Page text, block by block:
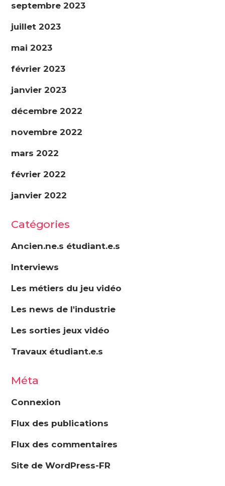
septembre 2023
juillet 2023
mai 2023
février 2023
janvier 2023
décembre 2022
novembre 2022
mars 2022
février 2022
janvier 2022
Catégories
Ancien.ne.s étudiant.e.s
Interviews
Les métiers du jeu vidéo
Les news de l'industrie
Les sorties jeux vidéo
Travaux étudiant.e.s
Méta
Connexion
Flux des publications
Flux des commentaires
Site de WordPress-FR